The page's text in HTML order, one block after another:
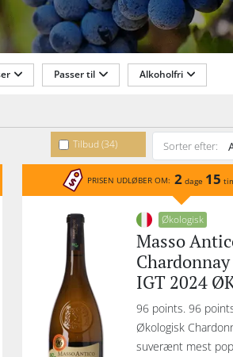
Passer til Alkoholfri
Tilbud (34) Sorter efter:
PRISEN UDLØBER OM: 2 dage 15
Økologisk
Masso
IGT 2024
96 points. 96
Økologisk
suverænt mest